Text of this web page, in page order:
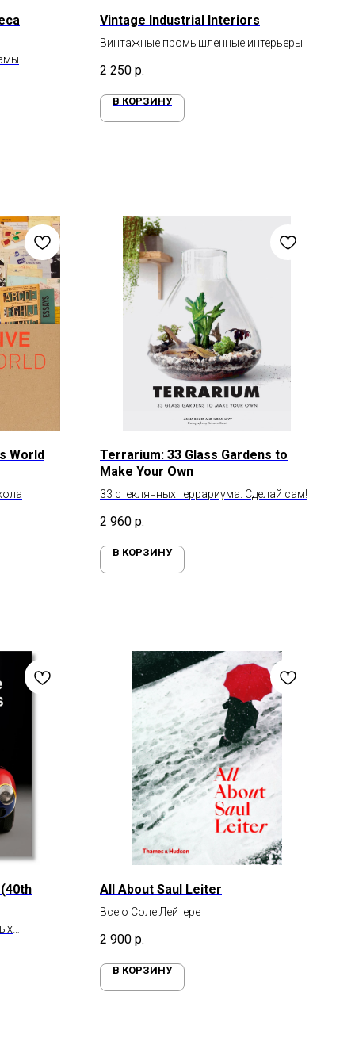
Vintage Industrial Interiors
Винтажные промышленные интерьеры
2 250 р.
В КОРЗИНУ
World
Terrarium: 33 Glass Gardens to
Make Your Own
33 стеклянных террариума. Сделай сам!
2 960 р.
В КОРЗИНУ
All About Saul Leiter
Все о Соле Лейтере
2 900 р.
В КОРЗИНУ